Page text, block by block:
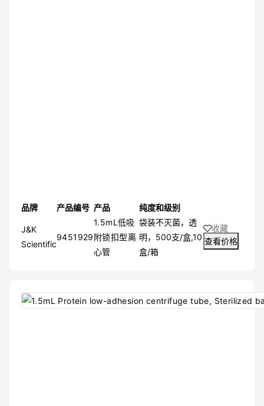
品牌 产品编号 产品 纯度和级别
J&K
Scientific
9451929
1.5mL低吸
附锁扣型离
心管
袋装不灭菌，透
明，500支/盒,10
盒/箱
收藏
查看价格